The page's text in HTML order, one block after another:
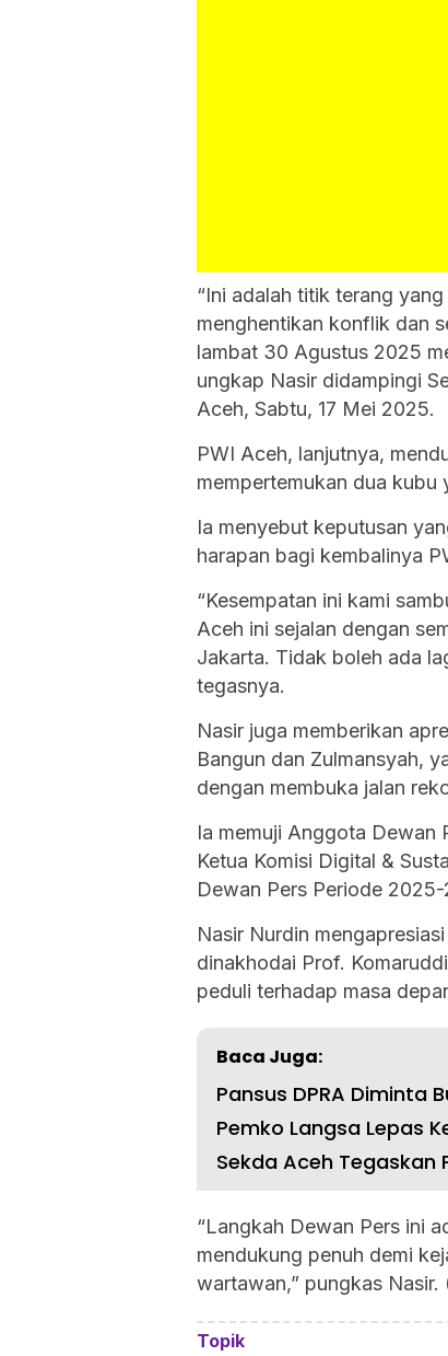
“Ini adalah titik terang
menghentikan konflik dan
lambat 30 Agustus 2025
ungkap Nasir didampingi
Aceh, Sabtu, 17 Mei 2025.
PWI Aceh, lanjutnya,
mempertemukan dua kubu
Ia menyebut keputusan
harapan bagi kembalinya
“Kesempatan ini kami
Aceh ini sejalan dengan
Jakarta. Tidak boleh ada
tegasnya.
Nasir juga memberikan
Bangun dan Zulmansyah,
dengan membuka jalan
Ia memuji Anggota Dewan
Ketua Komisi Digital &
Dewan Pers Periode
Nasir Nurdin
dinakhodai Prof.
peduli terhadap masa
Baca Juga:
Pansus DPRA Diminta
Sekda Aceh Tegaskan
“Langkah Dewan Pers ini
mendukung penuh demi
wartawan,” pungkas Nasir.
Topik